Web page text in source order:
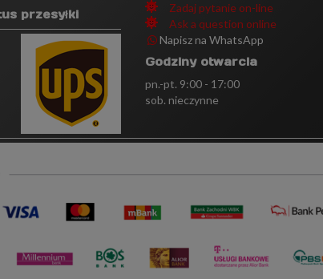
przesyłki
Zadaj pytanie on-line
Ask a question online
Napisz na WhatsApp
Godziny otwarcia
pn.-pt. 9:00 - 17:00
sob. nieczynne